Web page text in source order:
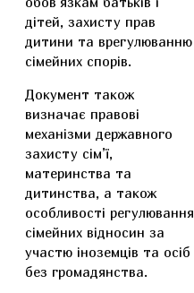
дітей, захисту прав
дитини та врегулюванню
сімейних спорів.
Документ також
визначає правові
механізми державного
захисту сім’ї,
материнства та
дитинства, а також
особливості регулювання
сімейних відносин за
участю іноземців та осіб
без громадянства.